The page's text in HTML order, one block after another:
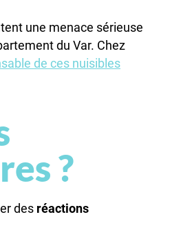
une menace sérieuse
du Var. Chez
de ces nuisibles
?
des réactions